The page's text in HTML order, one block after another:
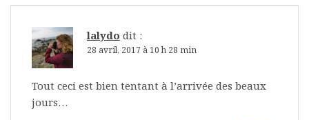
lalydo dit :
28 avril, 2017 à 10 h 28 min
Tout ceci est bien tentant à l’arrivée des beaux
jours…